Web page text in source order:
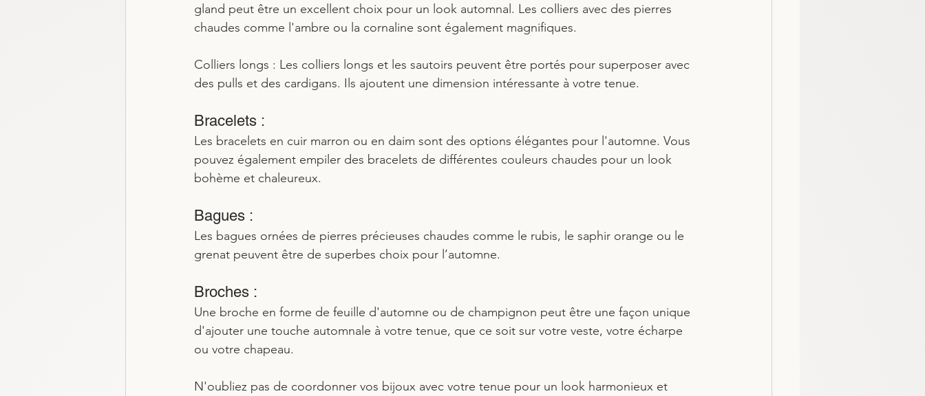
gland peut être un excellent choix pour un look automnal. Les colliers avec des pierres
chaudes comme l'ambre ou la cornaline sont également magnifiques.
Colliers longs : Les colliers longs et les sautoirs peuvent être portés pour superposer avec
des pulls et des cardigans. Ils ajoutent une dimension intéressante à votre tenue.
Bracelets :
Les bracelets en cuir marron ou en daim sont des options élégantes pour l'automne. Vous
pouvez également empiler des bracelets de différentes couleurs chaudes pour un look
bohème et chaleureux.
Bagues :
Les bagues ornées de pierres précieuses chaudes comme le rubis, le saphir orange ou le
grenat peuvent être de superbes choix pour l’automne.
Broches :
Une broche en forme de feuille d'automne ou de champignon peut être une façon unique
d'ajouter une touche automnale à votre tenue, que ce soit sur votre veste, votre écharpe
ou votre chapeau.
N'oubliez pas de coordonner vos bijoux avec votre tenue pour un look harmonieux et